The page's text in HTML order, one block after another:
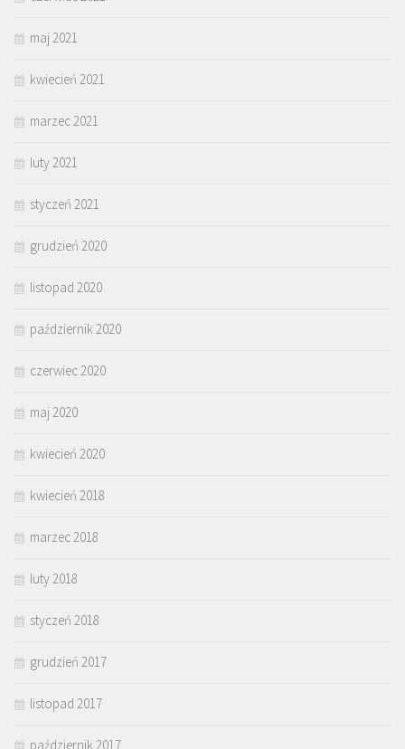
maj 2021
kwiecień 2021
marzec 2021
luty 2021
styczeń 2021
grudzień 2020
listopad 2020
październik 2020
czerwiec 2020
maj 2020
kwiecień 2020
kwiecień 2018
marzec 2018
luty 2018
styczeń 2018
grudzień 2017
listopad 2017
październik 2017